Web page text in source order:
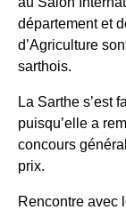
département et
d’Agriculture
sarthois.
La Sarthe s’est
puisqu’elle a
concours
prix.
Rencontre avec